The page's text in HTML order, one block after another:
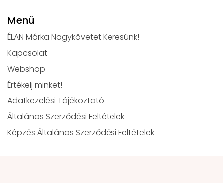
Menü
ÉLAN Márka Nagykövetet Keresünk!
Kapcsolat
Webshop
Értékelj minket!
Adatkezelési Tájékoztató
Általános Szerződési Feltételek
Képzés Általános Szerződési Feltételek